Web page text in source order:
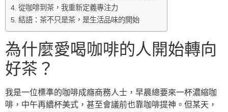
從咖啡到茶，我重新定義專注力
結語：茶不只是茶，是生活品味的開始
為什麼愛喝咖啡的人開始轉向
好茶？
我是一位標準的咖啡成癮商務人士，早晨總要來一杯濃縮咖
啡，中午再續杯美式，甚至會議前也靠咖啡提神。但某天，